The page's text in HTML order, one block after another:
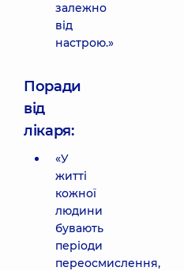
залежно
від
настрою.»
Поради
від
лікаря:
«У
житті
кожної
людини
бувають
періоди
переосмислення,